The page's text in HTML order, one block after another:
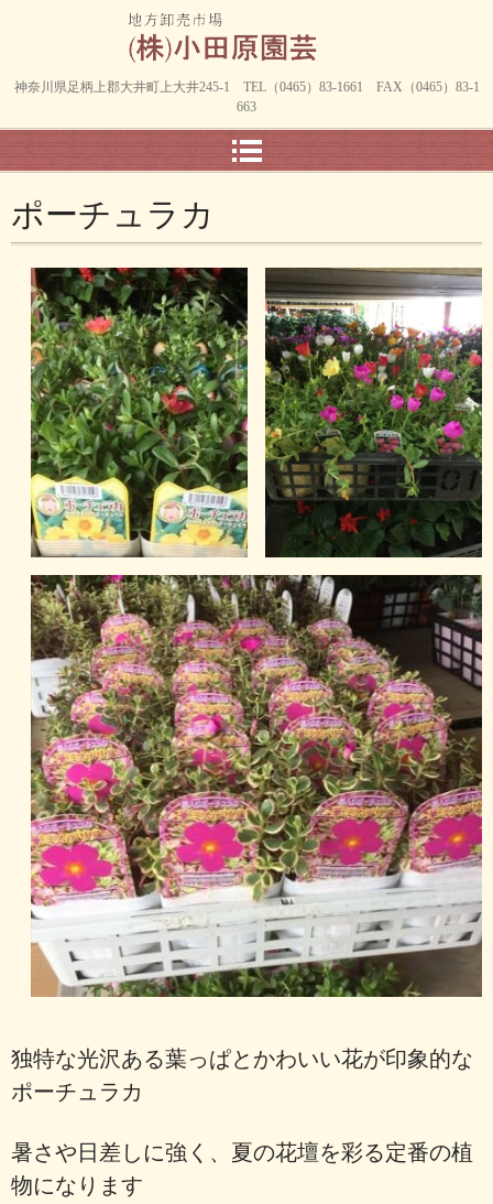
神奈川県足柄上郡大井町上大井245-1 TEL（0465）83-1661 FAX（0465）83-1
663
ポーチュラカ
独特な光沢ある葉っぱとかわいい花が印象的な
ポーチュラカ
暑さや日差しに強く、夏の花壇を彩る定番の植
物になります